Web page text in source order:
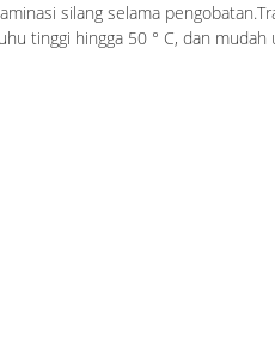
silang selama
tinggi hingga 50 ° C, dan